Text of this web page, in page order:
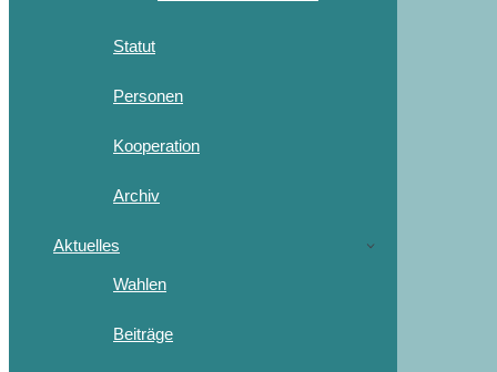
Statut
Personen
Kooperation
Archiv
Aktuelles
Wahlen
Beiträge